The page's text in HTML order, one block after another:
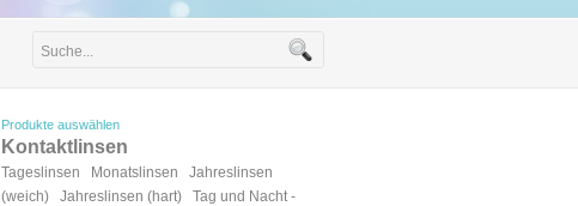
Produkte auswählen
Kontaktlinsen
Tageslinsen Monatslinsen
Jahreslinsen
(weich)
Jahreslinsen (hart)
Tag und Nacht -